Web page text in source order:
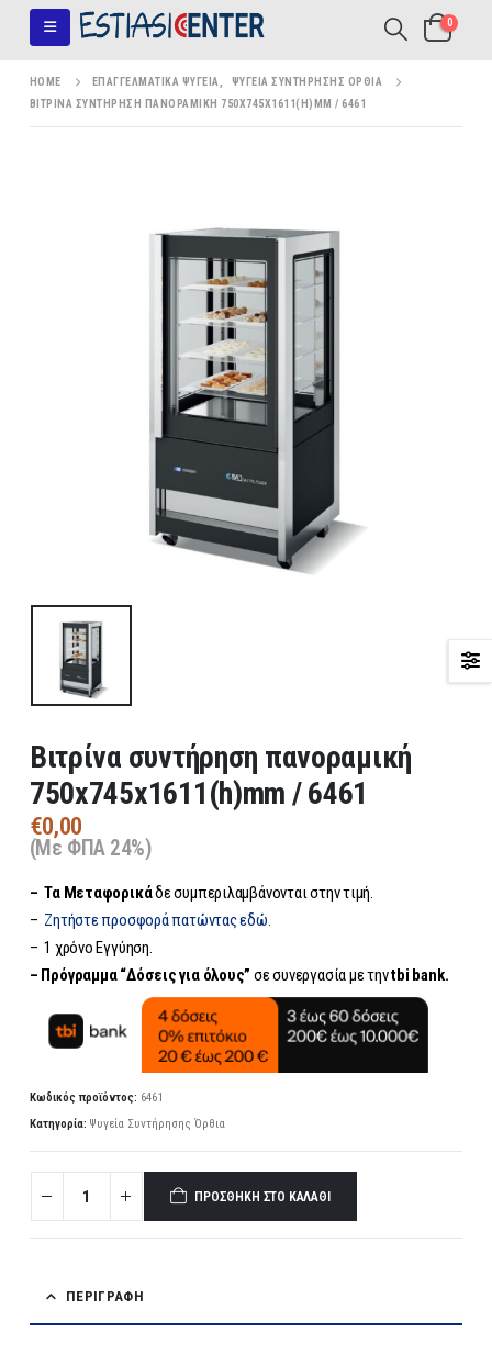
0
HOME ΕΠΑΓΓΕΛΜΑΤΙΚΆ ΨΥΓΕΊΑ
ΨΥΓΕΊΑ ΣΥΝΤΉΡΗΣΗΣ ΌΡΘΙΑ
ΒΙΤΡΊΝΑ ΣΥΝΤΉΡΗΣΗ ΠΑΝΟΡΑΜΙΚΉ 750X745X1611(H)MM / 6461
Βιτρίνα συντήρηση πανοραμική
750x745x1611(h)mm / 6461
€0,00
(Με ΦΠΑ 24%)
– Τα Μεταφορικάδε συμπεριλαμβάνονται στην τιμή.
– Ζητήστε προσφορά πατώντας εδώ.
– 1 χρόνο Εγγύηση.
– Πρόγραμμα “Δόσεις για όλους” σε συνεργασία με τηνtbi bank.
Κωδικός προϊόντος: 6461
Κατηγορία: Ψυγεία Συντήρησης Όρθια
ΠΡΟΣΘΉΚΗ ΣΤΟ ΚΑΛΆΘΙ
ΠΕΡΙΓΡΑΦΉ